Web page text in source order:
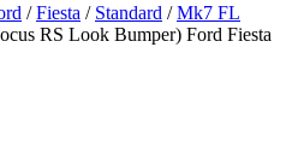
/Fiesta / Standard /Mk7 FL
RS Look Bumper) Ford Fiesta